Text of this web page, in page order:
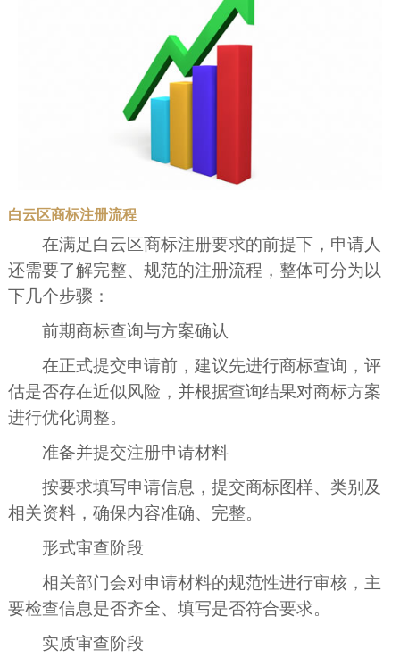
白云区商标注册流程
在满足白云区商标注册要求的前提下，申请人
还需要了解完整、规范的注册流程，整体可分为以
下几个步骤：
前期商标查询与方案确认
在正式提交申请前，建议先进行商标查询，评
估是否存在近似风险，并根据查询结果对商标方案
进行优化调整。
准备并提交注册申请材料
按要求填写申请信息，提交商标图样、类别及
相关资料，确保内容准确、完整。
形式审查阶段
相关部门会对申请材料的规范性进行审核，主
要检查信息是否齐全、填写是否符合要求。
实质审查阶段